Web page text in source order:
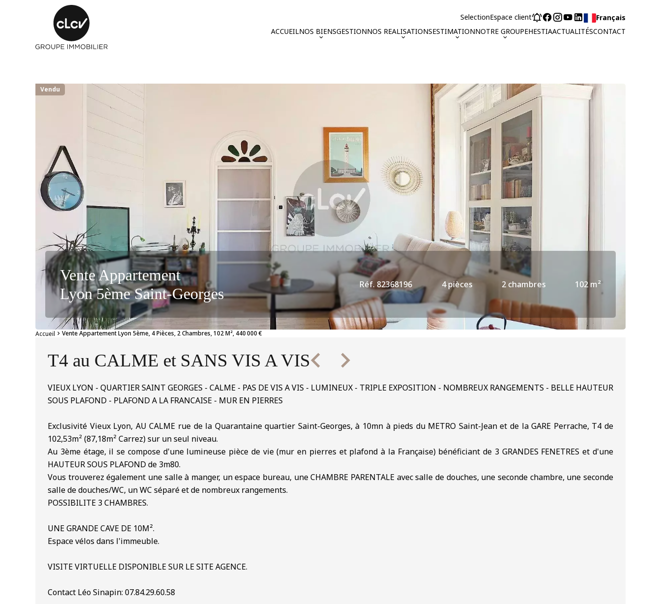
SelectionEspace client
Français
ACCUEILNOS BIENSGESTIONNOS REALISATIONSESTIMATIONNOTRE GROUPEHESTIAACTUALITÉSCONTACT
Vendu
Vente Appartement
Lyon 5ème Saint-Georges
Réf. 82368196 4 pièces 2 chambres 102 m²
Accueil Vente Appartement Lyon 5ème, 4 Pièces, 2 Chambres, 102 M², 440 000 €
T4 au CALME et SANS VIS A VIS
VIEUX LYON - QUARTIER SAINT GEORGES - CALME - PAS DE VIS A VIS - LUMINEUX - TRIPLE EXPOSITION - NOMBREUX RANGEMENTS - BELLE HAUTEUR
SOUS PLAFOND - PLAFOND A LA FRANCAISE - MUR EN PIERRES
Exclusivité Vieux Lyon, AU CALME rue de la Quarantaine quartier Saint-Georges, à 10mn à pieds du METRO Saint-Jean et de la GARE Perrache, T4 de
102,53m² (87,18m² Carrez) sur un seul niveau.
Au 3ème étage, il se compose d'une lumineuse pièce de vie (mur en pierres et plafond à la Française) bénéficiant de 3 GRANDES FENETRES et d'une
HAUTEUR SOUS PLAFOND de 3m80.
Vous trouverez également une salle à manger, un espace bureau, une CHAMBRE PARENTALE avec salle de douches, une seconde chambre, une seconde
salle de douches/WC, un WC séparé et de nombreux rangements.
POSSIBILITE 3 CHAMBRES.
UNE GRANDE CAVE DE 10M².
Espace vélos dans l'immeuble.
VISITE VIRTUELLE DISPONIBLE SUR LE SITE AGENCE.
Contact Léo Sinapin: 07.84.29.60.58